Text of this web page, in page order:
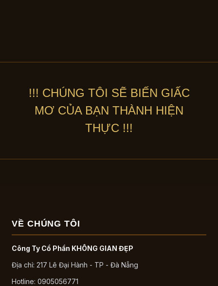
!!! CHÚNG TÔI SẼ BIẾN GIẤC
MƠ CỦA BẠN THÀNH HIỆN
THỰC !!!
VỀ CHÚNG TÔI
Công Ty Cổ Phần KHÔNG GIAN ĐẸP
Địa chỉ: 217 Lê Đại Hành - TP - Đà Nẵng
Hotline: 0905056771